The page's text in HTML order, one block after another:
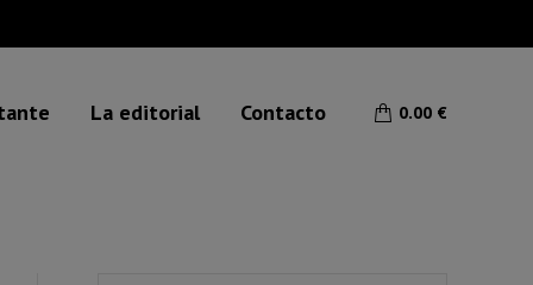
La editorial Contacto 0.00 €